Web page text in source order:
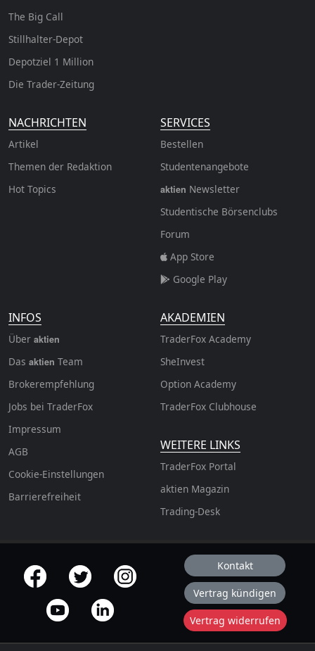
The Big Call
Stillhalter-Depot
Depotziel 1 Million
Die Trader-Zeitung
NACHRICHTEN
Artikel
Themen der Redaktion
Hot Topics
SERVICES
Bestellen
Studentenangebote
aktien Newsletter
Studentische Börsenclubs
Forum
App Store
Google Play
INFOS
Über aktien
Das aktien Team
Brokerempfehlung
Jobs bei TraderFox
Impressum
AGB
Cookie-Einstellungen
Barrierefreiheit
AKADEMIEN
TraderFox Academy
SheInvest
Option Academy
TraderFox Clubhouse
WEITERE LINKS
TraderFox Portal
aktien Magazin
Trading-Desk
offizielle Social Media-Accounts Kontakt
Vertrag kündigen
Vertrag widerrufen